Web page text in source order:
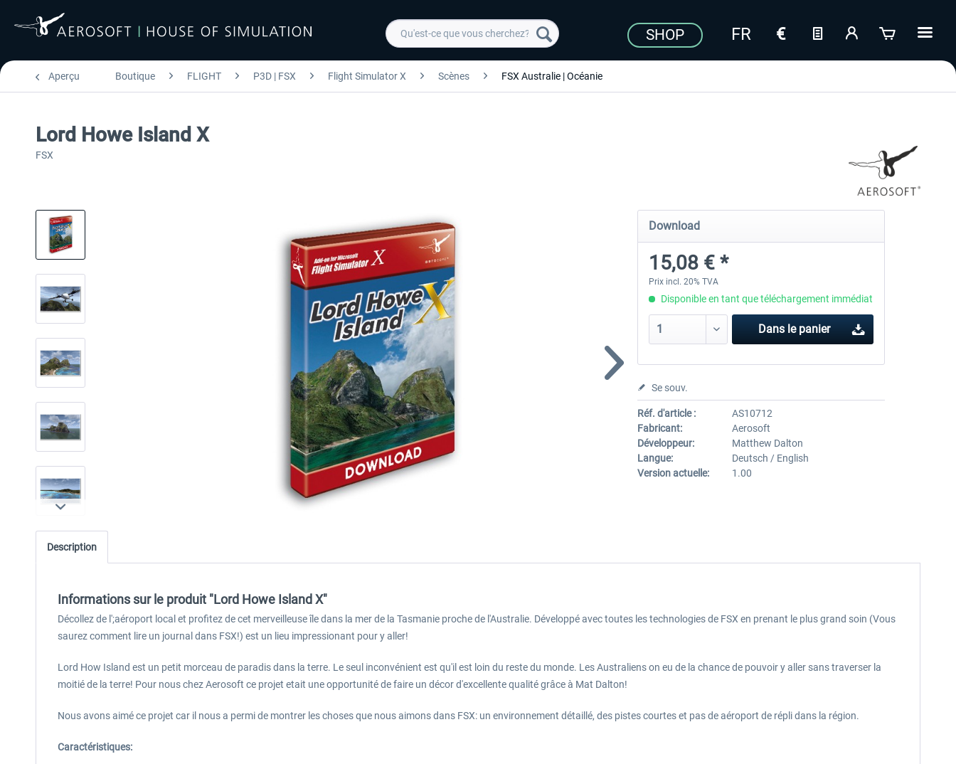
SHOP
Aperçu Boutique FLIGHT P3D | FSX Flight Simulator X Scènes FSX Australie | Océanie
Lord Howe Island X
FSX
Download
15,08 € *
Prix incl. 20% TVA
Disponible en tant que téléchargement immédiat
Dans le panier
Se souv.
Réf. d'article :
AS10712
Fabricant:
Aerosoft
Développeur:
Matthew Dalton
Langue:
Deutsch / English
Version actuelle:
1.00
Description
Informations sur le produit "Lord Howe Island X"
Décollez de l';aéroport local et profitez de cet merveilleuse île dans la mer de la Tasmanie proche de l'Australie. Développé avec toutes les technologies de FSX en prenant le plus grand soin (Vous
saurez comment lire un journal dans FSX!) est un lieu impressionant pour y aller!
Lord How Island est un petit morceau de paradis dans la terre. Le seul inconvénient est qu'il est loin du reste du monde. Les Australiens on eu de la chance de pouvoir y aller sans traverser la
moitié de la terre! Pour nous chez Aerosoft ce projet etait une opportunité de faire un décor d'excellente qualité grâce à Mat Dalton!
Nous avons aimé ce projet car il nous a permi de montrer les choses que nous aimons dans FSX: un environnement détaillé, des pistes courtes et pas de aéroport de répli dans la région.
Caractéristiques: